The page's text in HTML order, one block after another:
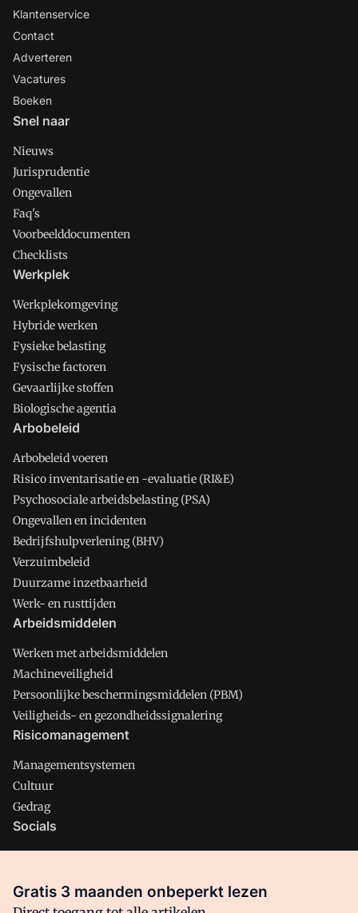
Klantenservice
Contact
Adverteren
Vacatures
Boeken
Snel naar
Nieuws
Jurisprudentie
Ongevallen
Faq's
Voorbeelddocumenten
Checklists
Werkplek
Werkplekomgeving
Hybride werken
Fysieke belasting
Fysische factoren
Gevaarlijke stoffen
Biologische agentia
Arbobeleid
Arbobeleid voeren
Risico inventarisatie en -evaluatie (RI&E)
Psychosociale arbeidsbelasting (PSA)
Ongevallen en incidenten
Bedrijfshulpverlening (BHV)
Verzuimbeleid
Duurzame inzetbaarheid
Werk- en rusttijden
Arbeidsmiddelen
Werken met arbeidsmiddelen
Machineveiligheid
Persoonlijke beschermingsmiddelen (PBM)
Veiligheids- en gezondheidssignalering
Risicomanagement
Managementsystemen
Cultuur
Gedrag
Socials
Facebook
Gratis 3 maanden onbeperkt lezen